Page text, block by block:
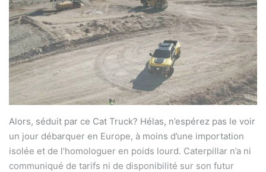
Alors, séduit par ce Cat Truck? Hélas, n’espérez pas le voir
un jour débarquer en Europe, à moins d’une importation
isolée et de l’homologuer en poids lourd. Caterpillar n’a ni
communiqué de tarifs ni de disponibilité sur son futur